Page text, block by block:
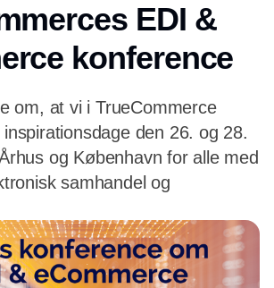
EDI &
konference
om, at vi i TrueCommerce
den 26. og 28.
og København for alle med
samhandel og